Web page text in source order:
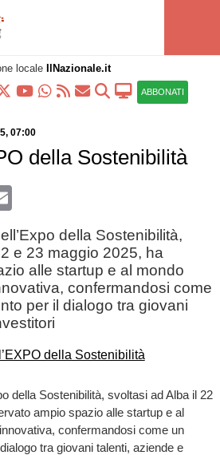
locale IlNazionale.it
ABBONATI
, 07:00
della Sostenibilità
Email
della Sostenibilità,
e 23 maggio 2025, ha
alle startup e al mondo
confermandosi come
per il dialogo tra giovani
della Sostenibilità, svoltasi ad Alba il 22
ampio spazio alle startup e al
confermandosi come un
tra giovani talenti, aziende e